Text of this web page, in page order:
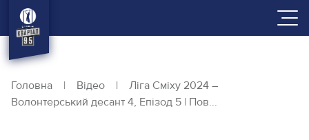
Головна | Відео |
Ліга Сміху 2024 –
Волонтерський десант 4, Епізод 5 | Пов...